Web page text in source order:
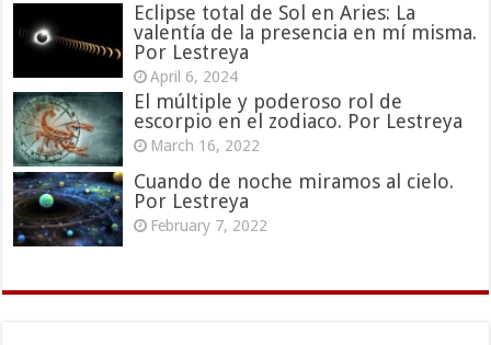
Eclipse total de Sol en Aries: La
valentía de la presencia en mí misma.
Por Lestreya
April 6, 2024
El múltiple y poderoso rol de
escorpio en el zodiaco. Por Lestreya
March 16, 2022
Cuando de noche miramos al cielo.
Por Lestreya
February 7, 2022